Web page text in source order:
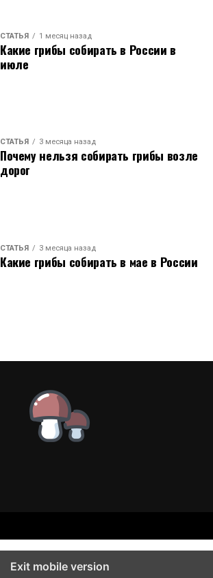
СТАТЬЯ 1 месяц назад
Какие грибы собирать в России в
июле
СТАТЬЯ 3 месяца назад
Почему нельзя собирать грибы возле
дорог
СТАТЬЯ 3 месяца назад
Какие грибы собирать в мае в России
Exit mobile version